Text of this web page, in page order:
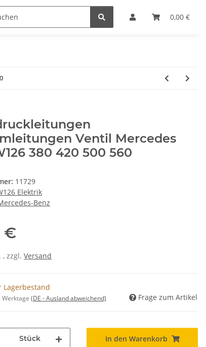
0,00 €
Ventil Mercedes
380 420 500 560
11729
Elektrik
Benz
€
, zzgl. Versand
Lagerbestand
Werktage (DE - Ausland abweichend) Frage zum Artikel
Stück In den Warenkorb